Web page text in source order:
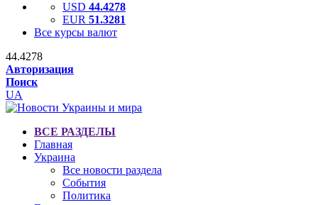
USD 44.4278
EUR 51.3281
Все курсы валют
44.4278
Авторизация
Поиск
UA
ВСЕ РАЗДЕЛЫ
Главная
Украина
Все новости раздела
События
Политика